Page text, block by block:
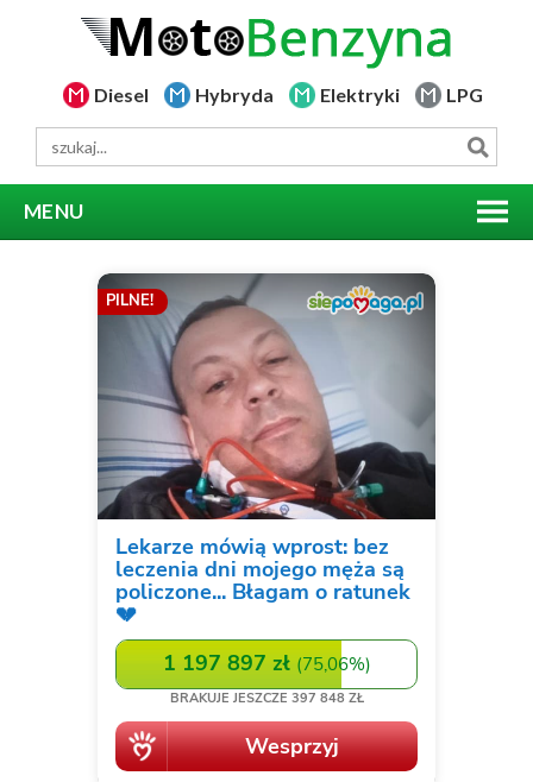
Diesel Hybryda Elektryki LPG
MENU